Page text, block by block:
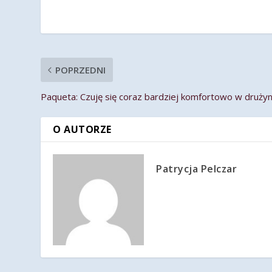
POPRZEDNI
Paqueta: Czuję się coraz bardziej komfortowo w
O AUTORZE
Patrycja Pelczar